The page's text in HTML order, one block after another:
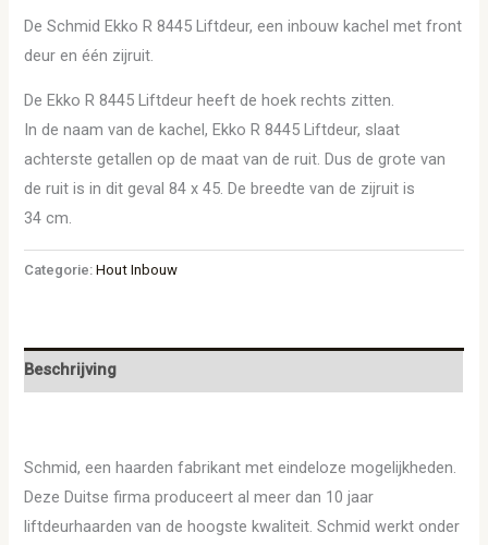
De Schmid Ekko R 8445 Liftdeur, een inbouw kachel met front
deur en één zijruit.
De Ekko R 8445 Liftdeur heeft de hoek rechts zitten.
In de naam van de kachel, Ekko R 8445 Liftdeur, slaat
achterste getallen op de maat van de ruit. Dus de grote van
de ruit is in dit geval 84 x 45. De breedte van de zijruit is
34 cm.
Categorie:Hout Inbouw
Beschrijving
Schmid, een haarden fabrikant met eindeloze mogelijkheden.
Deze Duitse firma produceert al meer dan 10 jaar
liftdeurhaarden van de hoogste kwaliteit. Schmid werkt onder